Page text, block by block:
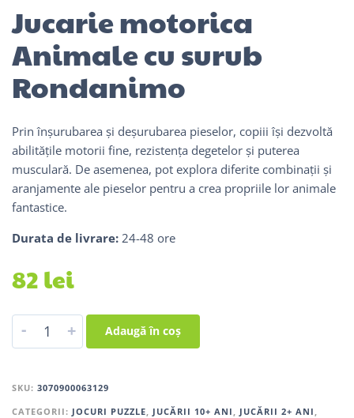
Jucarie motorica
Animale cu surub
Rondanimo
Prin înșurubarea și deșurubarea pieselor, copiii își dezvoltă
abilitățile motorii fine, rezistența degetelor și puterea
musculară. De asemenea, pot explora diferite combinații și
aranjamente ale pieselor pentru a crea propriile lor animale
fantastice.
Durata de livrare: 24-48 ore
82lei
- + Adaugă în coș
SKU: 3070900063129
CATEGORII: JOCURI PUZZLE JUCĂRII 10+ ANI JUCĂRII 2+ ANI